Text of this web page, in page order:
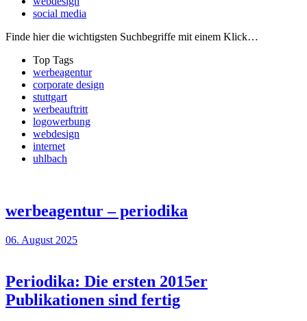
social media
Finde hier die wichtigsten Suchbegriffe mit einem Klick…
Top Tags
werbeagentur
corporate design
stuttgart
werbeauftritt
logowerbung
webdesign
internet
uhlbach
werbeagentur – periodika
06. August 2025
Periodika: Die ersten 2015er
Publikationen sind fertig